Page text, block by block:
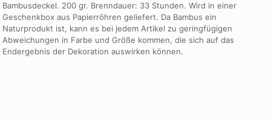
Bambusdeckel. 200 gr. Brenndauer: 33 Stunden. Wird in einer
Geschenkbox aus Papierröhren geliefert. Da Bambus ein
Naturprodukt ist, kann es bei jedem Artikel zu geringfügigen
Abweichungen in Farbe und Größe kommen, die sich auf das
Endergebnis der Dekoration auswirken können.